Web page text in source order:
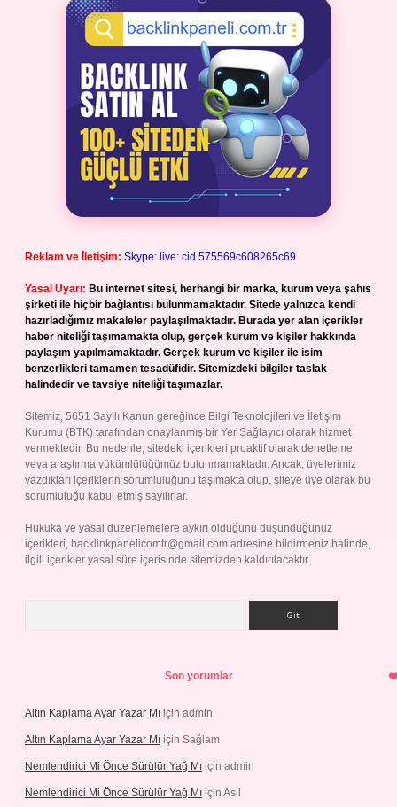
Reklam ve İletişim: Skype: live:.cid.575569c608265c69
Yasal Uyarı: Bu internet sitesi, herhangi bir marka, kurum veya şahıs
şirketi ile hiçbir bağlantısı bulunmamaktadır. Sitede yalnızca kendi
hazırladığımız makaleler paylaşılmaktadır. Burada yer alan içerikler
haber niteliği taşımamakta olup, gerçek kurum ve kişiler hakkında
paylaşım yapılmamaktadır. Gerçek kurum ve kişiler ile isim
benzerlikleri tamamen tesadüfidir. Sitemizdeki bilgiler taslak
halindedir ve tavsiye niteliği taşımazlar.
Sitemiz, 5651 Sayılı Kanun gereğince Bilgi Teknolojileri ve İletişim
Kurumu (BTK) tarafından onaylanmış bir Yer Sağlayıcı olarak hizmet
vermektedir. Bu nedenle, sitedeki içerikleri proaktif olarak denetleme
veya araştırma yükümlülüğümüz bulunmamaktadır. Ancak, üyelerimiz
yazdıkları içeriklerin sorumluluğunu taşımakta olup, siteye üye olarak bu
sorumluluğu kabul etmiş sayılırlar.
Hukuka ve yasal düzenlemelere aykırı olduğunu düşündüğünüz
içerikleri, backlinkpanelicomtr@gmail.com adresine bildirmeniz halinde,
ilgili içerikler yasal süre içerisinde sitemizden kaldırılacaktır.
Son yorumlar
Altın Kaplama Ayar Yazar Mı için admin
Altın Kaplama Ayar Yazar Mı için Sağlam
Nemlendirici Mi Önce Sürülür Yağ Mı için admin
Nemlendirici Mi Önce Sürülür Yağ Mı için Asil